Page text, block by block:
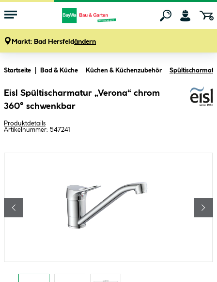
Markt: Bad Hersfeldändern
Startseite Bad & Küche Küchen & Küchenzubehör
Eisl Spültischarmatur „Verona“ chrom
360° schwenkbar
Produktdetails
Artikelnummer: 547241